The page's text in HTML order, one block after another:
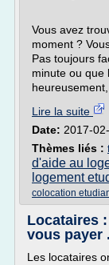
Vous avez
moment ?
Pas toujours
minute ou que
Lire la suite
Date: 2017-
Thèmes liés :
d'aide au
logement
colocation
Locataires
vous payer
Les locataires